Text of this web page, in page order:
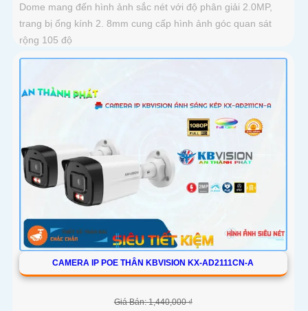
Dome mang đến hình ảnh sắc nét với độ phân giải 2.0MP,
trang bị ống kính 2. 8mm cung cấp hình ảnh góc quan sát
rộng 105 độ
CAMERA IP POE THÂN KBVISION KX-AD2111CN-A
Giá Bán: 1,440,000 ₫